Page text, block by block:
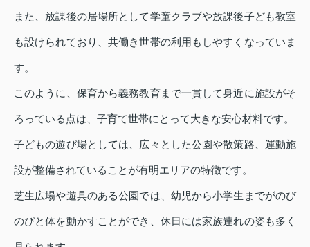
また、放課後の居場所として学童クラブや放課後子ども教室
も設けられており、共働き世帯の利用もしやすくなっていま
す。
このように、保育から義務教育まで一貫して身近に施設がそ
ろっている点は、子育て世帯にとって大きな安心材料です。
子どもの遊び場としては、広々とした公園や散策路、運動施
設が整備されていることが有明エリアの特徴です。
芝生広場や遊具のある公園では、幼児から小学生までがのび
のびと体を動かすことができ、休日には家族連れの姿も多く